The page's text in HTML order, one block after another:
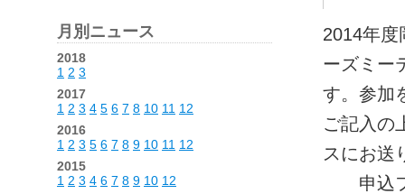
2014年度
ーズミー
す。参加
ご記入の
スにお送
申込フ
月別ニュース
2018
1 2 3
2017
1 2 3 4 5 6 7 8 10 11 12
2016
1 2 3 5 6 7 8 9 10 11 12
2015
1 2 3 4 6 7 8 9 10 12